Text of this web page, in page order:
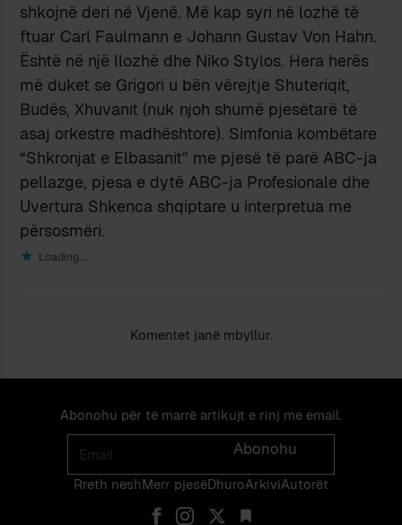
shkojnë deri në Vjenë. Më kap syri në lozhë të
ftuar Carl Faulmann e Johann Gustav Von Hahn.
Është në një llozhë dhe Niko Stylos. Hera herës
më duket se Grigori u bën vërejtje Shuteriqit,
Budës, Xhuvanit (nuk njoh shumë pjesëtarë të
asaj orkestre madhështore). Simfonia kombëtare
“Shkronjat e Elbasanit” me pjesë të parë ABC-ja
pellazge, pjesa e dytë ABC-ja Profesionale dhe
Uvertura Shkenca shqiptare u interpretua me
përsosmëri.
Loading...
Komentet janë mbyllur.
Abonohu për të marrë artikujt e rinj me email.
Email
Abonohu
Rreth neshMerr pjes​​ë​DhuroArkiviAutorët